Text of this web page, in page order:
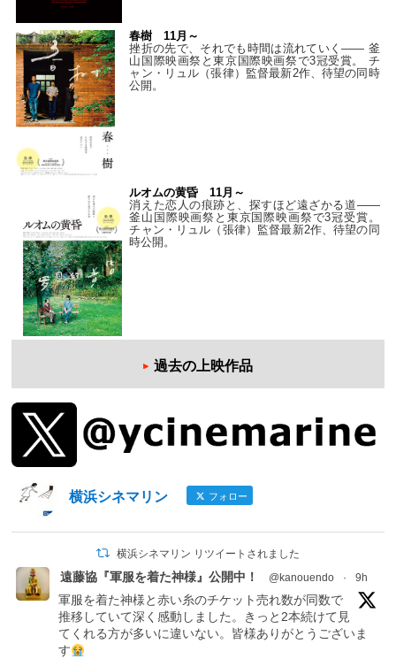
春樹 11月～
挫折の先で、それでも時間は流れていく—— 釜
山国際映画祭と東京国際映画祭で3冠受賞。 チ
ャン・リュル（張律）監督最新2作、待望の同時
公開。
ルオムの黄昏 11月～
消えた恋人の痕跡と、探すほど遠ざかる道——
釜山国際映画祭と東京国際映画祭で3冠受賞。
チャン・リュル（張律）監督最新2作、待望の同
時公開。
過去の上映作品
横浜シネマリン フォロー
横浜シネマリン リツイートされました
遠藤協『軍服を着た神様』公開中！ @kanouendo · 9h
軍服を着た神様と赤い糸のチケット売れ数が同数で
推移していて深く感動しました。きっと2本続けて見
てくれる方が多いに違いない。皆様ありがとうございま
す